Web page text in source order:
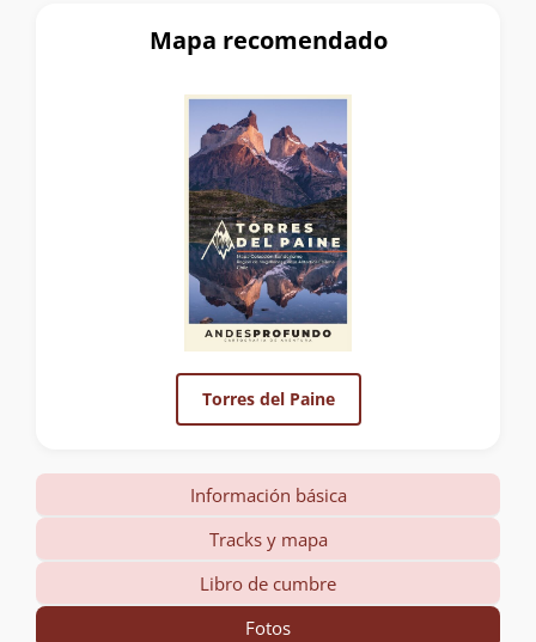
Mapa recomendado
Torres del Paine
Información básica
Tracks y mapa
Libro de cumbre
Fotos